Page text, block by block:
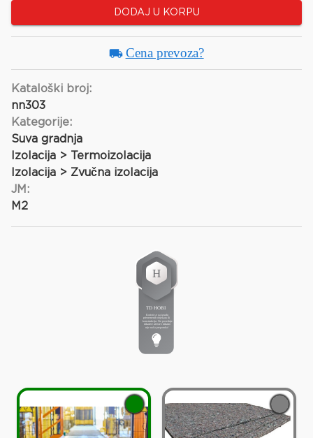
DODAJ U KORPU
Cena prevoza?
Kataloški broj:
nn303
Kategorije:
Suva gradnja
Izolacija > Termoizolacija
Izolacija > Zvučna izolacija
JM:
M2